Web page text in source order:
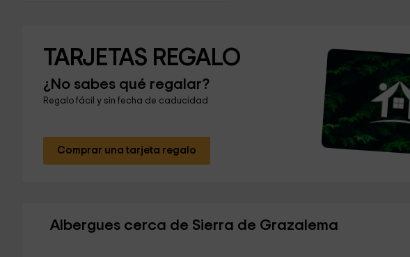
TARJETAS REGALO
¿No sabes qué regalar?
Regalo fácil y sin fecha de caducidad
Comprar una tarjeta regalo
Albergues cerca de Sierra de Grazalema